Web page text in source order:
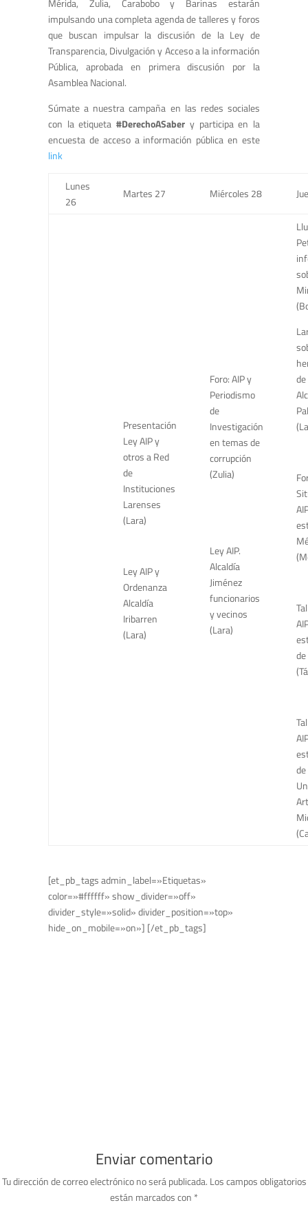
Mérida, Zulia, Carabobo y Barinas estarán
impulsando una completa agenda de talleres y foros
que buscan impulsar la discusión de la Ley de
Transparencia, Divulgación y Acceso a la información
Pública, aprobada en primera discusión por la
Asamblea Nacional.
Súmate a nuestra campaña en las redes sociales
con la etiqueta#DerechoASaber y participa en la
encuesta de acceso a información pública en este
link
Lunes
26
Martes 27 Miércoles 28
Presentación
Ley AIP y
otros a Red
de
Instituciones
Larenses
(Lara)
Ley AIP y
Ordenanza
Alcaldía
Iribarren
(Lara)
Foro: AIP y
Periodismo
de
Investigación
en temas de
corrupción
(Zulia)
Ley AIP.
Alcaldía
Jiménez
funcionarios
y vecinos
(Lara)
de
de
[et_pb_tags admin_label=»Etiquetas»
color=»#ffffff» show_divider=»off»
divider_style=»solid» divider_position=»top»
hide_on_mobile=»on»] [/et_pb_tags]
Enviar comentario
Tu dirección de correo electrónico no será publicada. Los campos obligatorios
están marcados con *